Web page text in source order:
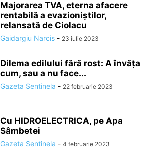
Majorarea TVA, eterna afacere
rentabilă a evazioniștilor,
relansată de Ciolacu
Gaidargiu Narcis - 23 iulie 2023
Dilema edilului fără rost: A învăţa
cum, sau a nu face...
Gazeta Sentinela - 22 februarie 2023
Cu HIDROELECTRICA, pe Apa
Sâmbetei
Gazeta Sentinela - 4 februarie 2023